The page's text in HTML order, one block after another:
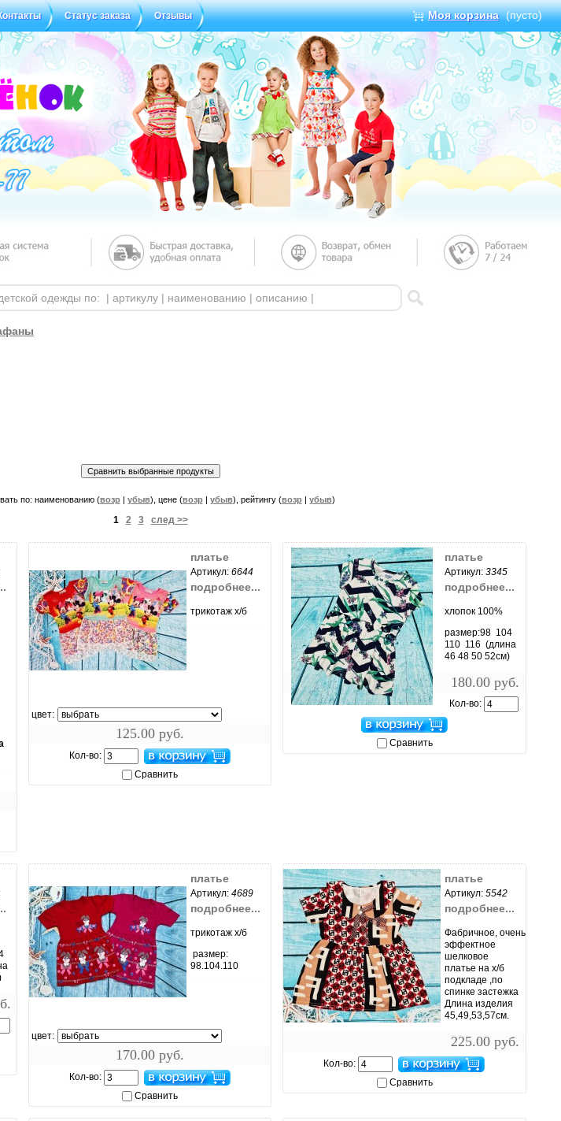
Статус заказа Отзывы Моя корзина (пусто)
по: наименованию (возр| убыв), цене (возр| убыв), рейтингу (возр| убыв)
1 2 3 след >>
платье
Артикул: 6644
подробнее...
трикотаж х/б
цвет:
125.00 руб.
Кол-во:
Сравнить
платье
Артикул: 3345
подробнее...
хлопок 100%
размер:98 104
110 116 (длина
46 48 50 52см)
180.00 руб.
Кол-во:
Сравнить
платье
Артикул: 4689
подробнее...
трикотаж х/б
размер:
98.104.110
цвет:
170.00 руб.
Кол-во:
Сравнить
платье
Артикул: 5542
подробнее...
Фабричное, очень
эффектное
шелковое
платье на х/б
подкладе ,по
спинке застежка
Длина изделия
45,49,53,57см.
225.00 руб.
Кол-во:
Сравнить